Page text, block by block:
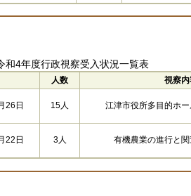
和4年度行政視察受入状況一覧表
人数 視察内
26日 15人 江津市役所多目的ホ
22日 3人 有機農業の進行と